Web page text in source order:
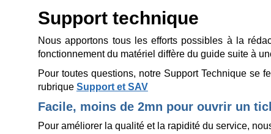
Support technique
Nous apportons tous les efforts possibles à la
fonctionnement du matériel diffère du guide suite à
Pour toutes questions, notre Support Technique se
rubrique Support et SAV
Facile, moins de 2mn pour ouvrir un
Pour améliorer la qualité et la rapidité du service,